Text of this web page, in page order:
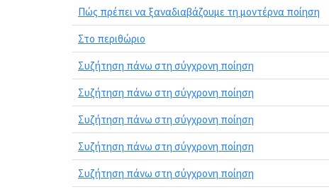
Πώς πρέπει να ξαναδιαβάζουμε τη μοντέρνα ποίηση
Στο περιθώριο
Συζήτηση πάνω στη σύγχρονη ποίηση
Συζήτηση πάνω στη σύγχρονη ποίηση
Συζήτηση πάνω στη σύγχρονη ποίηση
Συζήτηση πάνω στη σύγχρονη ποίηση
Συζήτηση πάνω στη σύγχρονη ποίηση